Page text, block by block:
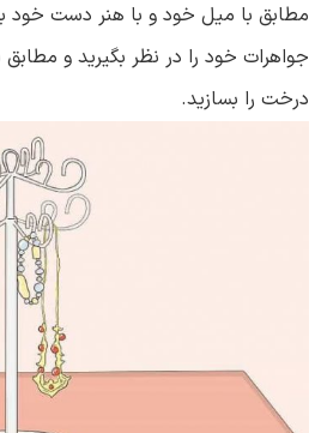
مطابق با میل خود و با هنر دست خود
جواهرات خود را در نظر بگیرید و مطابق
درخت را بسازید.